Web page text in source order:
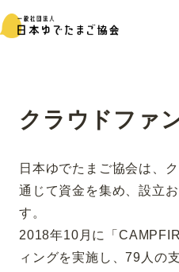
クラウドファ
日本ゆでたまご協会は、
通じて資金を集め、設立
す。
2018年10月に「
ィングを実施し、79人の